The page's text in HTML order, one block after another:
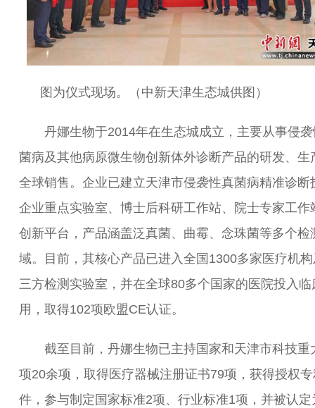
图为仪式现场。（中新天津生态城供图）
丹娜生物于2014年在生态城成立，主要从事侵袭
菌病及其他病原微生物创新体外诊断产品的研发、生
全球销售。企业已建立天津市侵袭性真菌病精准诊断
企业重点实验室、博士后科研工作站、院士专家工作
创新平台，产品涵盖泛真菌、曲霉、念珠菌等多个检
域。目前，其核心产品已进入全国1300多家医疗机
三方检测实验室，并在全球80多个国家的医院投入临
用，取得102项欧盟CE认证。
截至目前，丹娜生物已主持国家和天津市科技重
项20余项，取得医疗器械注册证书79项，获得授权
件，参与制定国家标准2项、行业标准1项，并被认定